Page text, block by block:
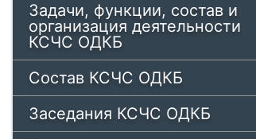
Задачи, функции, состав и
организация деятельности
КСЧС ОДКБ
Состав КСЧС ОДКБ
Заседания КСЧС ОДКБ